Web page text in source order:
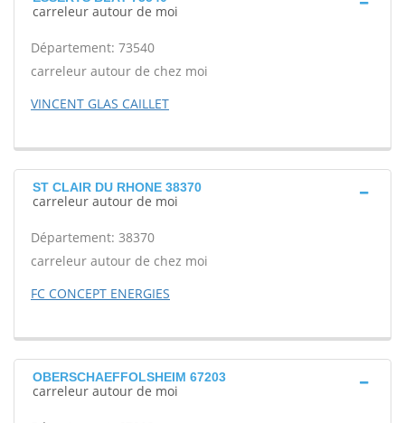
carreleur autour de moi
Département: 73540
carreleur autour de chez moi
VINCENT GLAS CAILLET
ST CLAIR DU RHONE 38370
carreleur autour de moi
Département: 38370
carreleur autour de chez moi
FC CONCEPT ENERGIES
OBERSCHAEFFOLSHEIM 67203
carreleur autour de moi